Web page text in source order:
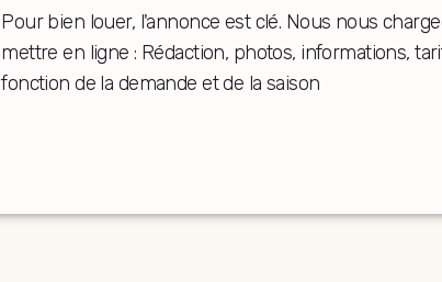
Pour bien louer, l'annonce est clé. Nous nous
mettre en ligne : Rédaction, photos, informations,
fonction de la demande et de la saison